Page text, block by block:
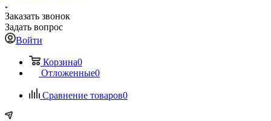
Заказать звонок
Задать вопрос
Войти
Корзина0
Отложенные0
Сравнение товаров0